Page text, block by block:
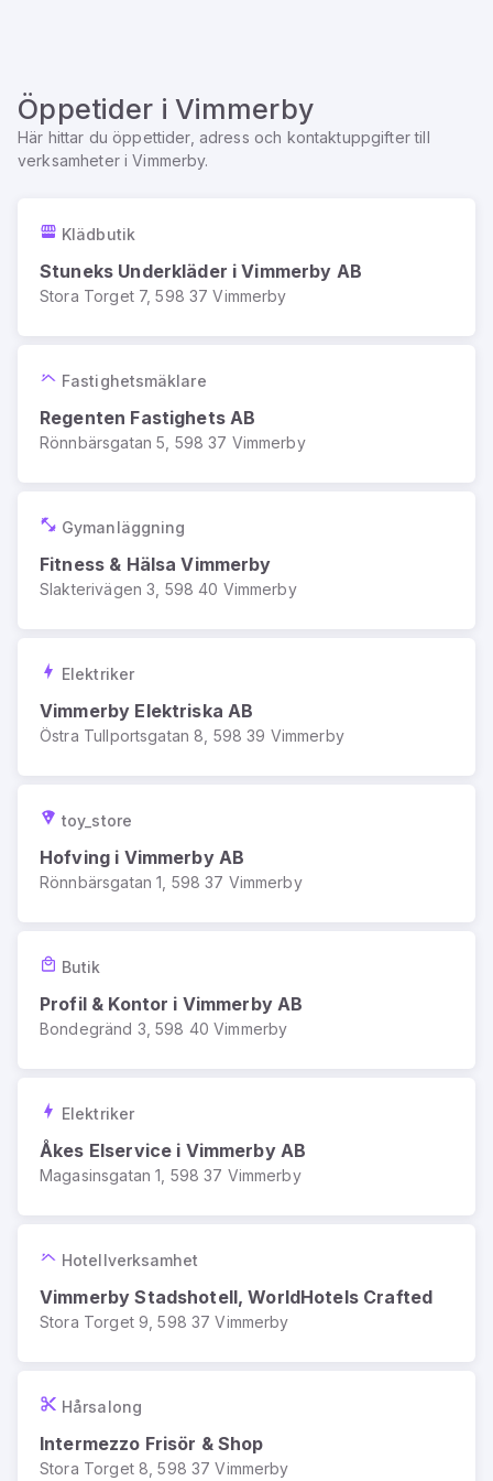
Öppetider i Vimmerby
Här hittar du öppettider, adress och kontaktuppgifter till
verksamheter iVimmerby.
Klädbutik
Stuneks Underkläder i Vimmerby AB
Stora Torget 7, 598 37 Vimmerby
Fastighetsmäklare
Regenten Fastighets AB
Rönnbärsgatan 5, 598 37 Vimmerby
Gymanläggning
Fitness & Hälsa Vimmerby
Slakterivägen 3, 598 40 Vimmerby
Elektriker
Vimmerby Elektriska AB
Östra Tullportsgatan 8, 598 39 Vimmerby
toy_store
Hofving i Vimmerby AB
Rönnbärsgatan 1, 598 37 Vimmerby
Butik
Profil & Kontor i Vimmerby AB
Bondegränd 3, 598 40 Vimmerby
Elektriker
Åkes Elservice i Vimmerby AB
Magasinsgatan 1, 598 37 Vimmerby
Hotellverksamhet
Vimmerby Stadshotell, WorldHotels Crafted
Stora Torget 9, 598 37 Vimmerby
Hårsalong
Intermezzo Frisör & Shop
Stora Torget 8, 598 37 Vimmerby